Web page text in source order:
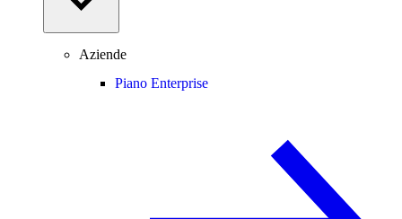
Aziende
Piano Enterprise